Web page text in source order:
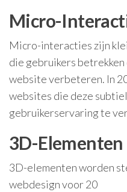
Micro-
Micro-interacties zijn
die gebruikers
website verbeteren. In
websites die deze
gebruikerservaring te
3D-Elementen
3D-elementen worden
webdesign voor 20